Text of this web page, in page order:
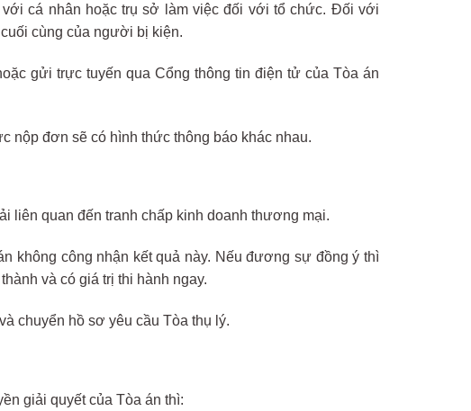
cá nhân hoặc trụ sở làm việc đối với tổ chức. Đối với
cùng của người bị kiện.
gửi trực tuyến qua Cổng thông tin điện tử của Tòa án
nộp đơn sẽ có hình thức thông báo khác nhau.
liên quan đến tranh chấp kinh doanh thương mại.
không công nhận kết quả này. Nếu đương sự đồng ý thì
và có giá trị thi hành ngay.
chuyển hồ sơ yêu cầu Tòa thụ lý.
giải quyết của Tòa án thì: